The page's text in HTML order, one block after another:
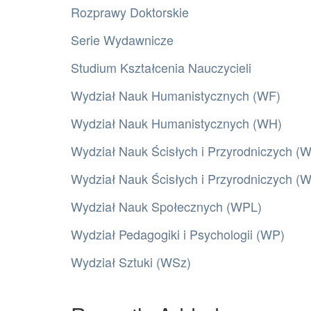
Rozprawy Doktorskie
Serie Wydawnicze
Studium Kształcenia Nauczycieli
Wydział Nauk Humanistycznych (WF)
Wydział Nauk Humanistycznych (WH)
Wydział Nauk Ścisłych i Przyrodniczych
Wydział Nauk Ścisłych i Przyrodniczych
Wydział Nauk Społecznych (WPL)
Wydział Pedagogiki i Psychologii (WP)
Wydział Sztuki (WSz)